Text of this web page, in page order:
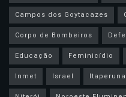
Campos dos Goytacazes
Corpo de Bombeiros
Educação
Feminicídio
Inmet
Israel Itaperuna